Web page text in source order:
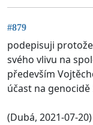
#879
podepisuji
svého vlivu na
především
účast na
(Dubá, 2021-07-20)